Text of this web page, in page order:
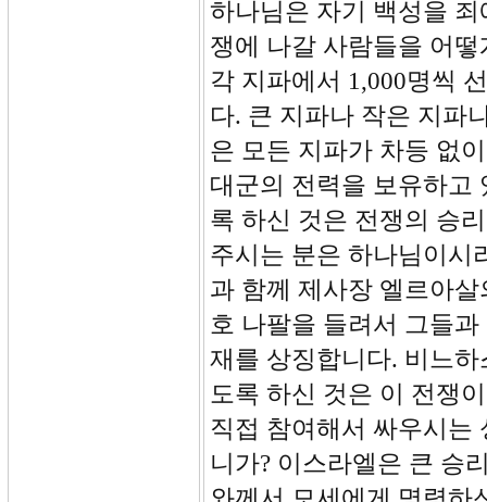
하나님은 자기 백성을
쟁에 나갈 사람들을 어
각 지파에서 1,000명씩
다. 큰 지파나 작은 지파
은 모든 지파가 차등 없
대군의 전력을 보유하고
록 하신 것은 전쟁의 승
주시는 분은 하나님이시
과 함께 제사장 엘르아
호 나팔을 들려서 그들
재를 상징합니다. 비느
도록 하신 것은 이 전쟁
직접 참여해서 싸우시는
니가? 이스라엘은 큰 승